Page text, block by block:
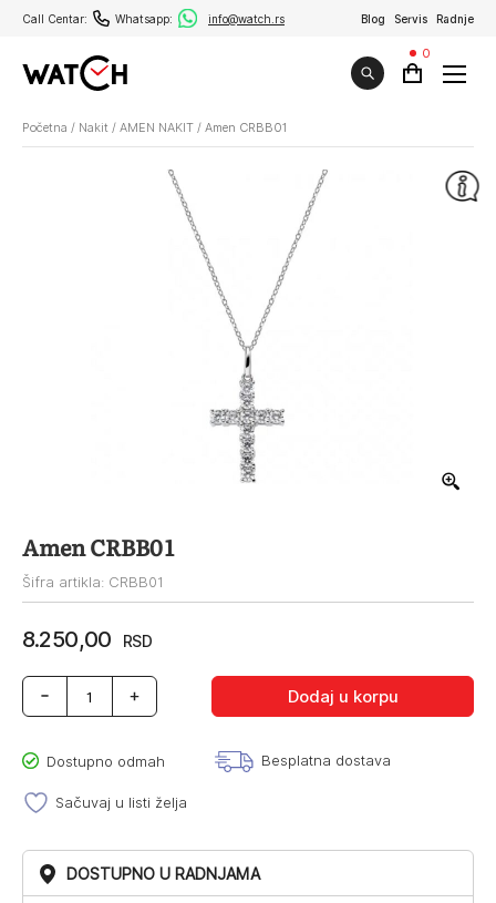
Call Centar: Whatsapp: info@watch.rs Blog Servis Radnje
0
Početna / Nakit / AMEN NAKIT / Amen CRBB01
Amen CRBB01
Šifra artikla: CRBB01
8.250,00 RSD
Amen
CRBB01
Dodaj u korpu
Dostupno odmah Besplatna dostava
Sačuvaj u listi želja
DOSTUPNO U RADNJAMA